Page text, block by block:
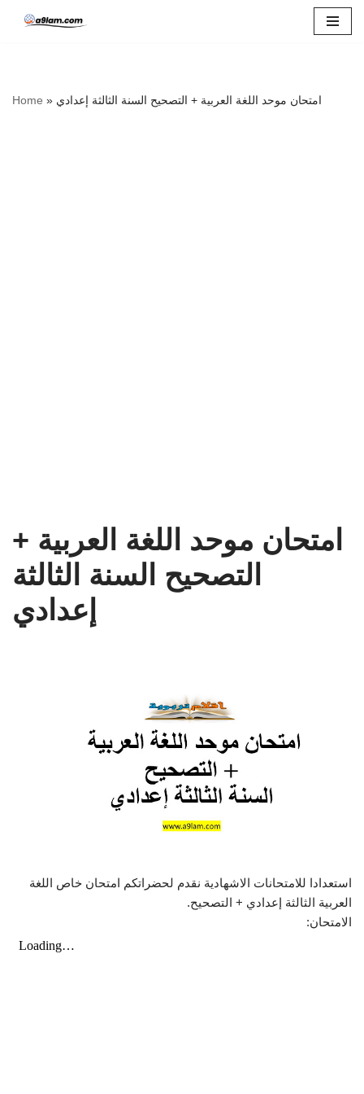
Home » امتحان موحد اللغة العربية + التصحيح السنة الثالثة إعدادي
امتحان موحد اللغة العربية +
التصحيح السنة الثالثة
إعدادي
استعدادا للامتحانات الاشهادية نقدم لحضراتكم امتحان خاص اللغة
العربية الثالثة إعدادي + التصحيح.
الامتحان: